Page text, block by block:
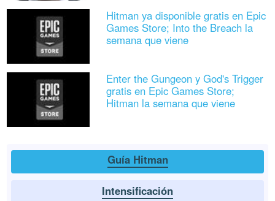
Hitman ya disponible gratis en Epic
Games Store; Into the Breach la
semana que viene
Enter the Gungeon y God's Trigger
gratis en Epic Games Store;
Hitman la semana que viene
Guía Hitman
Intensificación